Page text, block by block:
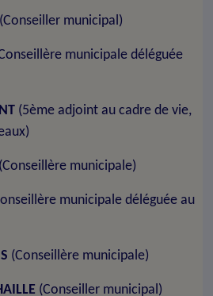
(Conseiller municipal)
municipale déléguée
(5ème adjoint au cadre de vie,
municipale)
municipale déléguée au
(Conseillère municipale)
(Conseiller municipal)